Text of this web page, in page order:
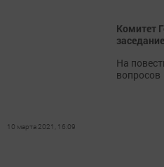
Комитет
На
вопросов
10 марта 2021, 16:09